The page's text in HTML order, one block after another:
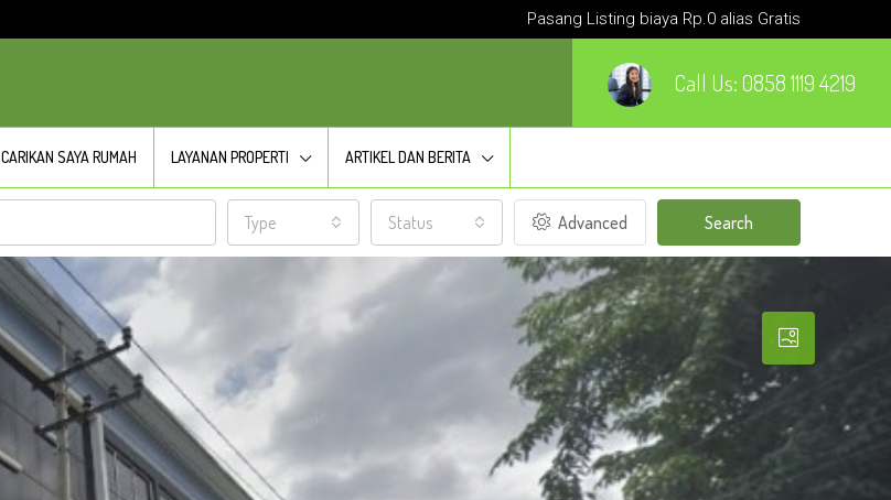
Pasang Listing biaya Rp.0 alias Gratis
Call Us: 0858 1119 4219
CARIKAN SAYA RUMAH LAYANAN PROPERTI ARTIKEL DAN BERITA
Type Status Advanced Search